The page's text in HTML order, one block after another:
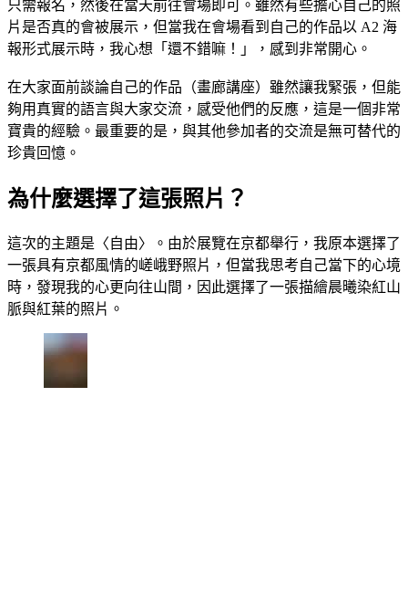
只需報名，然後在當天前往會場即可。雖然有些擔心自己的照
片是否真的會被展示，但當我在會場看到自己的作品以 A2 海
報形式展示時，我心想「還不錯嘛！」，感到非常開心。
在大家面前談論自己的作品（畫廊講座）雖然讓我緊張，但能
夠用真實的語言與大家交流，感受他們的反應，這是一個非常
寶貴的經驗。最重要的是，與其他參加者的交流是無可替代的
珍貴回憶。
為什麼選擇了這張照片？
這次的主題是〈自由〉。由於展覽在京都舉行，我原本選擇了
一張具有京都風情的嵯峨野照片，但當我思考自己當下的心境
時，發現我的心更向往山間，因此選擇了一張描繪晨曦染紅山
脈與紅葉的照片。